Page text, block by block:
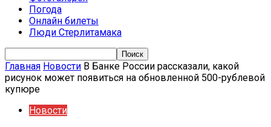
Погода
Онлайн билеты
Люди Стерлитамака
Главная Новости В Банке России рассказали, какой
рисунок может появиться на обновленной 500-рублевой
купюре
Новости